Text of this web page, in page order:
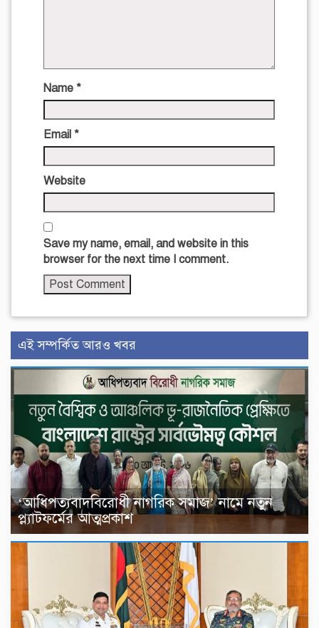
Name *
Email *
Website
Save my name, email, and website in this
browser for the next time I comment.
এই সম্পর্কিত আরও খবর
‘আধিপত্যবাদবিরোধী নাগরিক সমাজ’ নামে নতুন
প্ল্যাটফর্মের আত্মপ্রকাশ